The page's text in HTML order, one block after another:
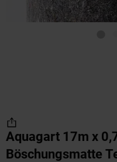
Aquagart 17m x
Böschungsmatte